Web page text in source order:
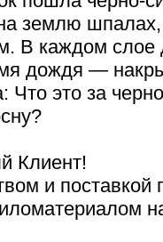
землю
В каждом слое
дождя —
Что это за
Клиент!
и поставкой